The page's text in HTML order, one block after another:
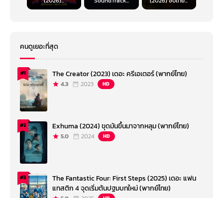
คนดูเยอะที่สุด
#1 The Creator (2023) เดอะ ครีเอเตอร์ (พากย์ไทย)
4.3 2023 HD
#2 Exhuma (2024) ขุดมันขึ้นมาจากหลุม (พากย์ไทย)
5.0 2024 HD
#3
The Fantastic Four: First Steps (2025) เดอะ แฟน
แทสติก 4 จุดเริ่มต้นปฐมบทใหม่ (พากย์ไทย)